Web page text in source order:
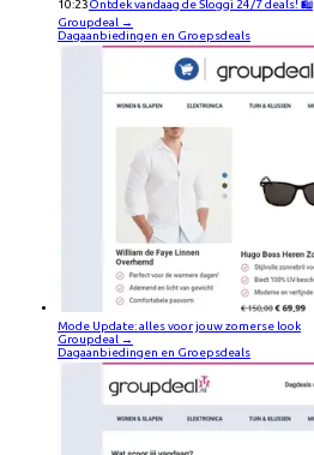
10:23Ontdek vandaag de Sloggi 24/7 deals! 🛍️
Groupdeal →
Dagaanbiedingen en Groepsdeals
Mode Update: alles voor jouw zomerse look
Groupdeal →
Dagaanbiedingen en Groepsdeals